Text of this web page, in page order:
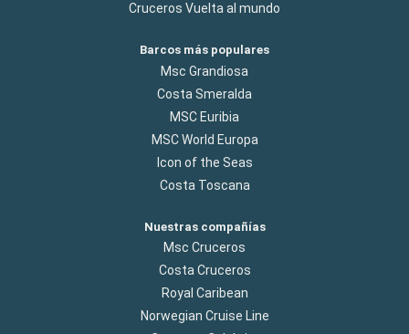
Cruceros Vuelta al mundo
Barcos más populares
Msc Grandiosa
Costa Smeralda
MSC Euribia
MSC World Europa
Icon of the Seas
Costa Toscana
Nuestras compañías
Msc Cruceros
Costa Cruceros
Royal Caribean
Norwegian Cruise Line